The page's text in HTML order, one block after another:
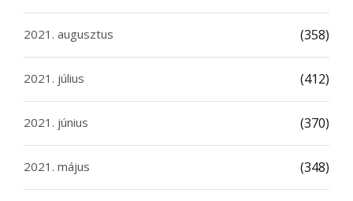
2021. augusztus (358)
2021. július (412)
2021. június (370)
2021. május (348)